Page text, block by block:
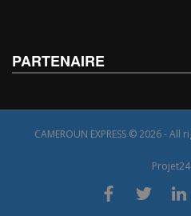
PARTENAIRE
CAMEROUN EXPRESS © 2026 -